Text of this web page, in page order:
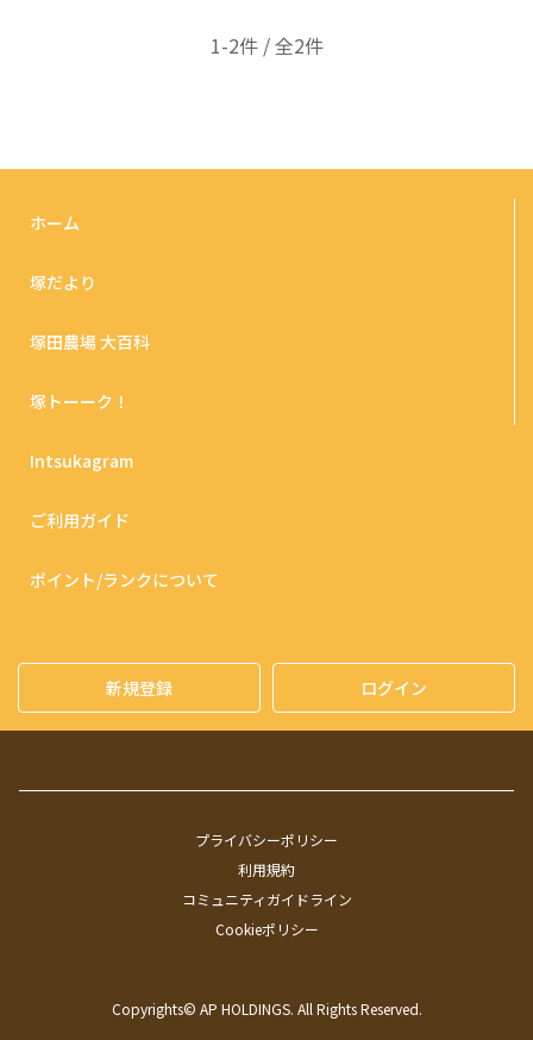
1-2件 / 全2件
ホーム
塚だより
塚田農場 大百科
塚トーーク！
Intsukagram
ご利用ガイド
ポイント/ランクについて
新規登録 ログイン
プライバシーポリシー
利用規約
コミュニティガイドライン
Cookieポリシー
Copyrights©︎ AP HOLDINGS. All Rights Reserved.